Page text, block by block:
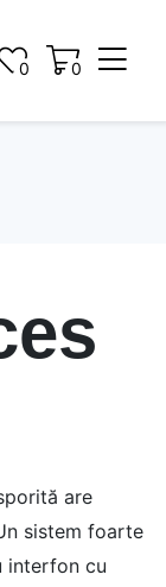
0
0 0
are
sistem foarte
interfon cu